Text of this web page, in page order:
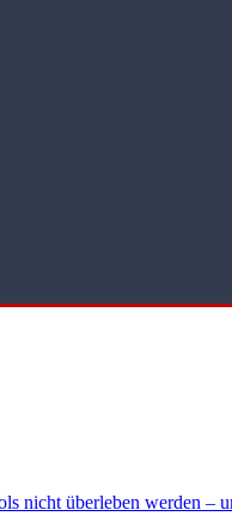
nicht überleben werden –